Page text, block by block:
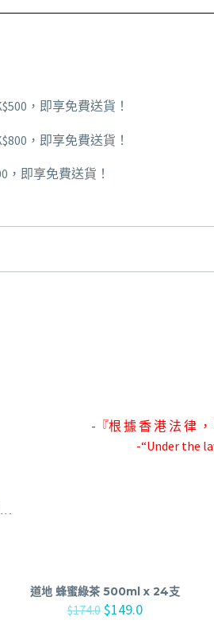
，即享免費送貨！
，即享免費送貨！
，即享免費送貨！
-『根 據 香 港 法 律
-“Under the
道地 蜂蜜綠茶 500ml x 24支
$174.0 $149.0